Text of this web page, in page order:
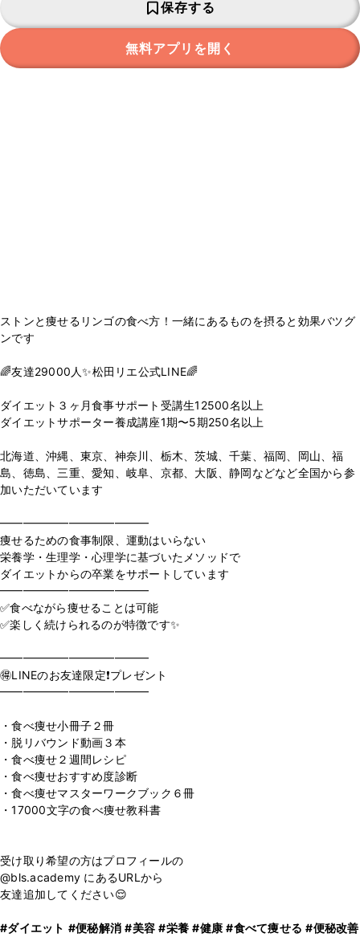
保存する
無料アプリを開く
ストンと痩せるリンゴの食べ方！一緒にあるものを摂ると効果バツグ
ンです
🌈友達29000人✨松田リエ公式LINE🌈
ダイエット３ヶ月食事サポート受講生12500名以上
ダイエットサポーター養成講座1期〜5期250名以上
北海道、沖縄、東京、神奈川、栃木、茨城、千葉、福岡、岡山、福
島、徳島、三重、愛知、岐阜、京都、大阪、静岡などなど全国から参
加いただいています
━━━━━━━━━━━━━
痩せるための食事制限、運動はいらない
栄養学・生理学・心理学に基づいたメソッドで
ダイエットからの卒業をサポートしています
━━━━━━━━━━━━━
✅食べながら痩せることは可能
✅楽しく続けられるのが特徴です✨
━━━━━━━━━━━━━
🉐LINEのお友達限定❗️プレゼント
━━━━━━━━━━━━━
・食べ痩せ小冊子２冊
・脱リバウンド動画３本
・食べ痩せ２週間レシピ
・食べ痩せおすすめ度診断
・食べ痩せマスターワークブック６冊
・17000文字の食べ痩せ教科書
受け取り希望の方はプロフィールの
@bls.academy にあるURLから
友達追加してください😌
#ダイエット #便秘解消 #美容 #栄養 #健康 #食べて痩せる #便秘改善